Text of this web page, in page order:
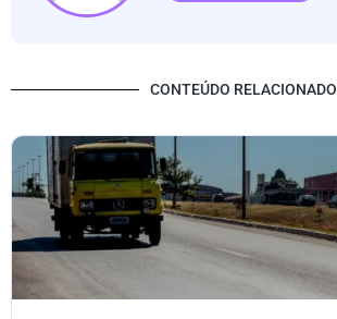
CONTEÚDO RELACIONADO